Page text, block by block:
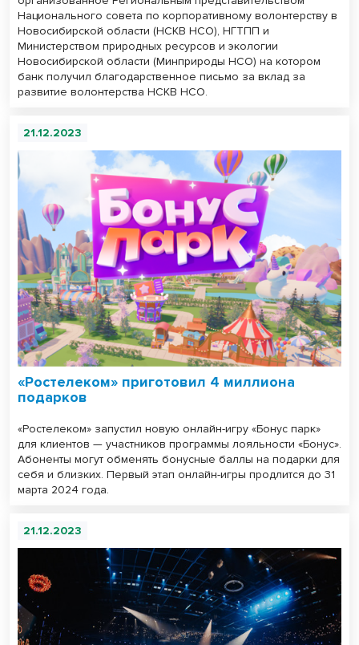
Национального совета по корпоративному волонтерству в
Новосибирской области (НСКВ НСО), НГТПП и
Министерством природных ресурсов и экологии
Новосибирской области (Минприроды НСО) на котором
банк получил благодарственное письмо за вклад за
развитие волонтерства НСКВ НСО.
21.12.2023
«Ростелеком» приготовил 4 миллиона
подарков
«Ростелеком» запустил новую онлайн-игру «Бонус парк»
для клиентов — участников программы лояльности «Бонус».
Абоненты могут обменять бонусные баллы на подарки для
себя и близких. Первый этап онлайн-игры продлится до 31
марта 2024 года.
21.12.2023